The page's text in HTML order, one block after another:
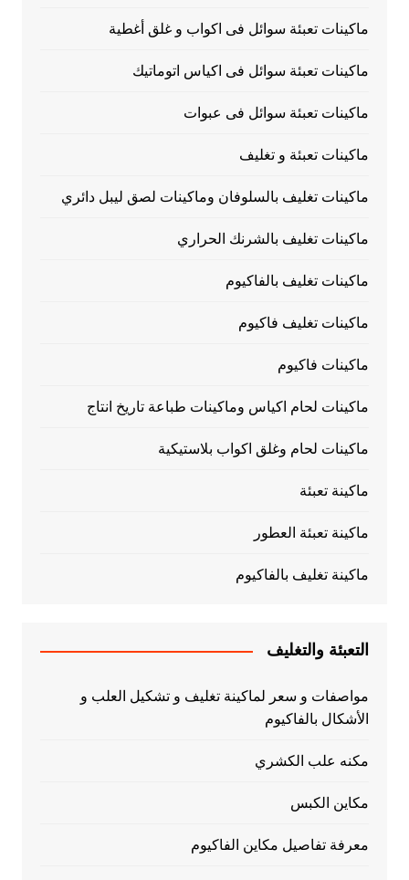
ماكينات تعبئة سوائل فى اكواب و غلق أغطية
ماكينات تعبئة سوائل فى اكياس اتوماتيك
ماكينات تعبئة سوائل فى عبوات
ماكينات تعبئة و تغليف
ماكينات تغليف بالسلوفان وماكينات لصق ليبل دائري
ماكينات تغليف بالشرنك الحراري
ماكينات تغليف بالفاكيوم
ماكينات تغليف فاكيوم
ماكينات فاكيوم
ماكينات لحام اكياس وماكينات طباعة تاريخ انتاج
ماكينات لحام وغلق اكواب بلاستيكية
ماكينة تعبئة
ماكينة تعبئة العطور
ماكينة تغليف بالفاكيوم
التعبئة والتغليف
مواصفات و سعر لماكينة تغليف و تشكيل العلب و
الأشكال بالفاكيوم
مكنه علب الكشري
مكاين الكبس
معرفة تفاصيل مكاين الفاكيوم